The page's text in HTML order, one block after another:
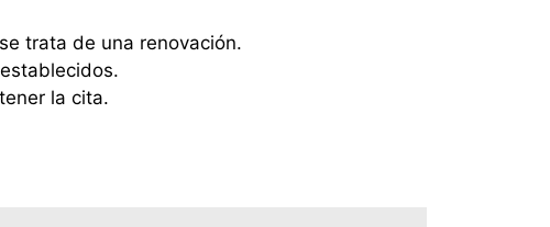
trata de una renovación.
la cita.